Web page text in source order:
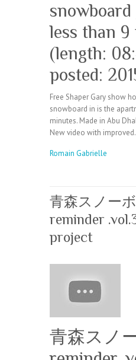
less than 9
(length:
posted:
Free Shaper Gary show
snowboard in is the
minutes. Made in Abu
New video with
Romain Gabrielle
青森スノー
reminder
project
青森スノ